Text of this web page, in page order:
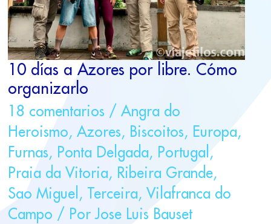
10 días a Azores por libre. Cómo
organizarlo
18 comentarios / Angra do
Heroismo, Azores, Biscoitos, Europa,
Furnas, Ponta Delgada, Portugal ,
Praia da Vitoria, Ribeira Grande,
Sao Miguel , Terceira, Vilafranca do
Campo / Por Jose Luis Bauset